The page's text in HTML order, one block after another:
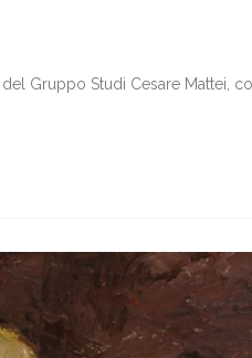
Gruppo Studi Cesare Mattei,